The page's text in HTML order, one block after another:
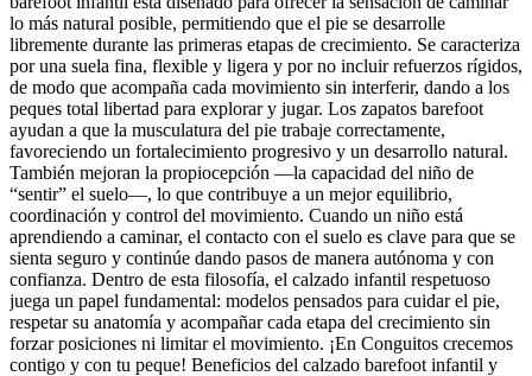
lo más natural posible, permitiendo que el pie se desarrolle
libremente durante las primeras etapas de crecimiento. Se caracteriza
por una suela fina, flexible y ligera y por no incluir refuerzos rígidos,
de modo que acompaña cada movimiento sin interferir, dando a los
peques total libertad para explorar y jugar. Los zapatos barefoot
ayudan a que la musculatura del pie trabaje correctamente,
favoreciendo un fortalecimiento progresivo y un desarrollo natural.
También mejoran la propiocepción —la capacidad del niño de
“sentir” el suelo—, lo que contribuye a un mejor equilibrio,
coordinación y control del movimiento. Cuando un niño está
aprendiendo a caminar, el contacto con el suelo es clave para que se
sienta seguro y continúe dando pasos de manera autónoma y con
confianza. Dentro de esta filosofía, el calzado infantil respetuoso
juega un papel fundamental: modelos pensados para cuidar el pie,
respetar su anatomía y acompañar cada etapa del crecimiento sin
forzar posiciones ni limitar el movimiento. ¡En Conguitos crecemos
contigo y con tu peque! Beneficios del calzado barefoot infantil y